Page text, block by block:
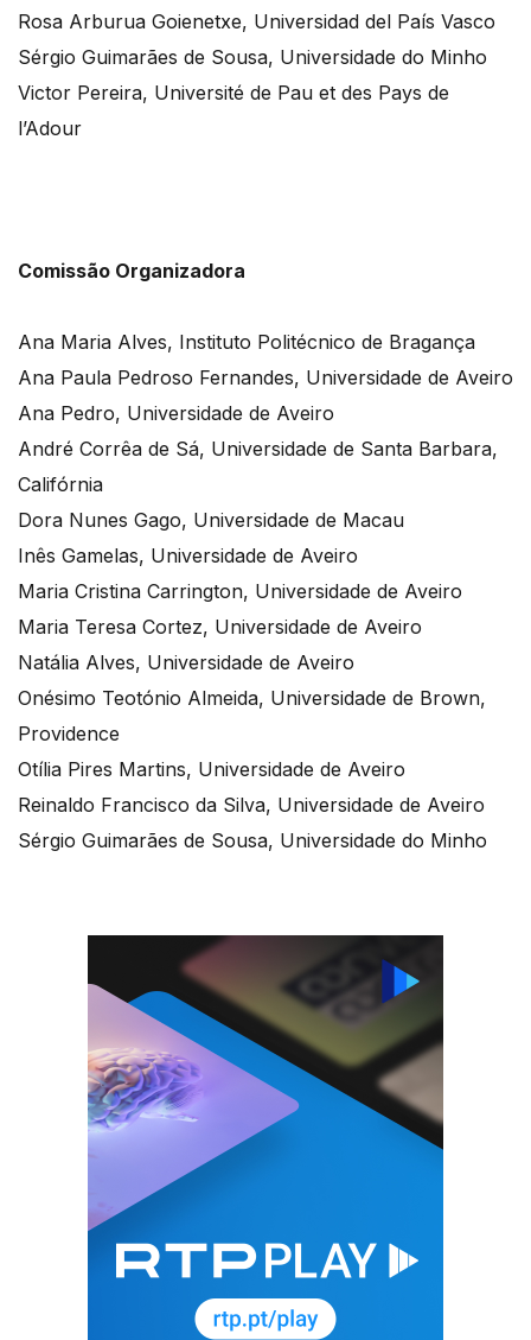
Rosa Arburua Goienetxe, Universidad del País Vasco
Sérgio Guimarães de Sousa, Universidade do Minho
Victor Pereira, Université de Pau et des Pays de
l’Adour
Comissão Organizadora
Ana Maria Alves, Instituto Politécnico de Bragança
Ana Paula Pedroso Fernandes, Universidade de Aveiro
Ana Pedro, Universidade de Aveiro
André Corrêa de Sá, Universidade de Santa Barbara,
Califórnia
Dora Nunes Gago, Universidade de Macau
Inês Gamelas, Universidade de Aveiro
Maria Cristina Carrington, Universidade de Aveiro
Maria Teresa Cortez, Universidade de Aveiro
Natália Alves, Universidade de Aveiro
Onésimo Teotónio Almeida, Universidade de Brown,
Providence
Otília Pires Martins, Universidade de Aveiro
Reinaldo Francisco da Silva, Universidade de Aveiro
Sérgio Guimarães de Sousa, Universidade do Minho